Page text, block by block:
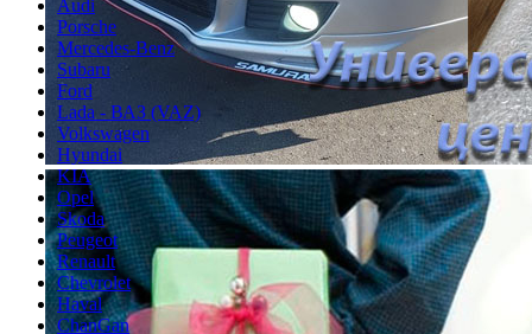
Audi
Porsche
Mercedes-Benz
Subaru
Ford
Lada - ВАЗ (VAZ)
Volkswagen
Hyundai
KIA
Opel
Skoda
Peugeot
Renault
Chevrolet
Haval
ChanGan